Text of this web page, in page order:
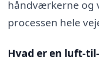
håndværkerne og
processen hele
Hvad er en luft-